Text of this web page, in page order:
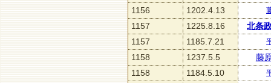
1156
1202.4.13
1157 1225.8.16
北条
1157
1185.7.21
1158 1237.5.5
藤
1158
1184.5.10